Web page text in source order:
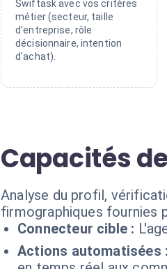
Swiftask avec vos critères
métier (secteur, taille
d'entreprise, rôle
décisionnaire, intention
d'achat).
Capacités
Analyse du profil,
firmographiques fournies
Connecteur cible :
Actions automatisées :